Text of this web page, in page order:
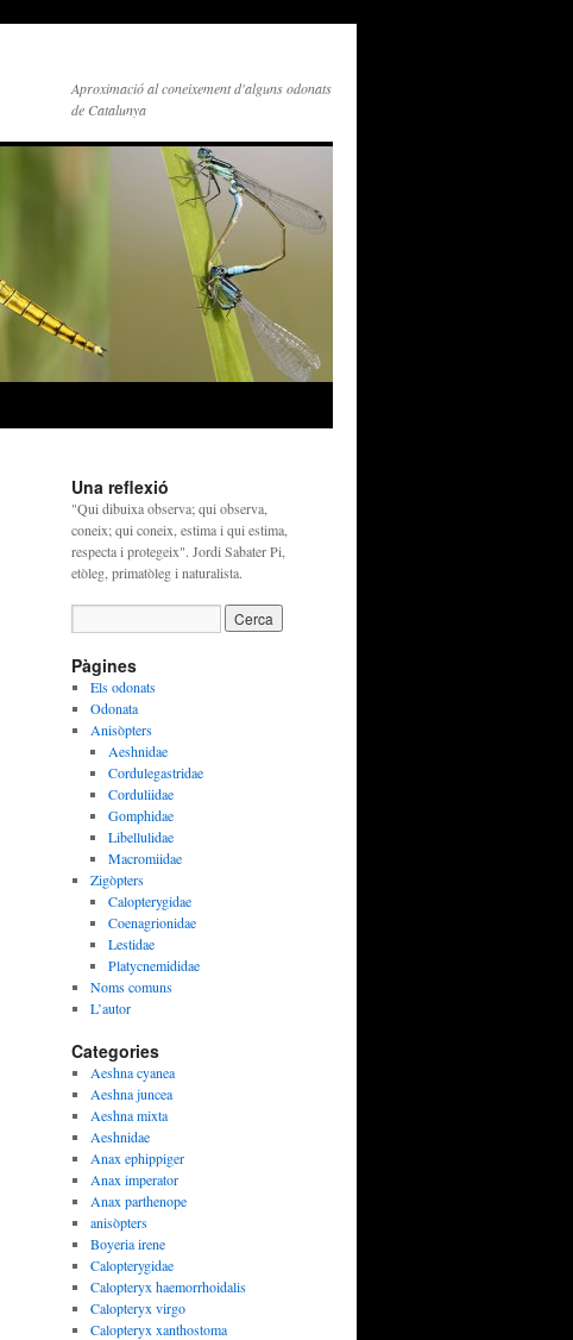
Aproximació al coneixement d'alguns odonats
de Catalunya
Una reflexió
"Qui dibuixa observa; qui observa,
coneix; qui coneix, estima i qui estima,
respecta i protegeix". Jordi Sabater Pi,
etòleg, primatòleg i naturalista.
Pàgines
Els odonats
Odonata
Anisòpters
Aeshnidae
Cordulegastridae
Corduliidae
Gomphidae
Libellulidae
Macromiidae
Zigòpters
Calopterygidae
Coenagrionidae
Lestidae
Platycnemididae
Noms comuns
L’autor
Categories
Aeshna cyanea
Aeshna juncea
Aeshna mixta
Aeshnidae
Anax ephippiger
Anax imperator
Anax parthenope
anisòpters
Boyeria irene
Calopterygidae
Calopteryx haemorrhoidalis
Calopteryx virgo
Calopteryx xanthostoma